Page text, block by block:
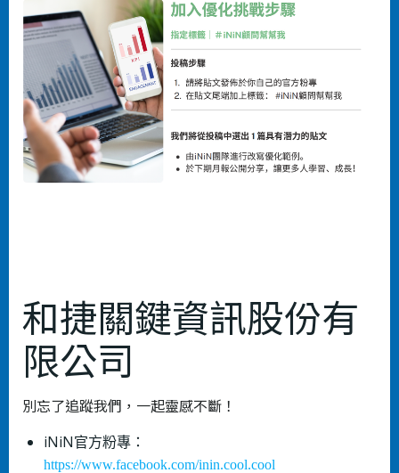
和捷關鍵資訊股份有
限公司
別忘了追蹤我們，一起靈感不斷！
iNiN官方粉專：
https://www.facebook.com/inin.cool.cool